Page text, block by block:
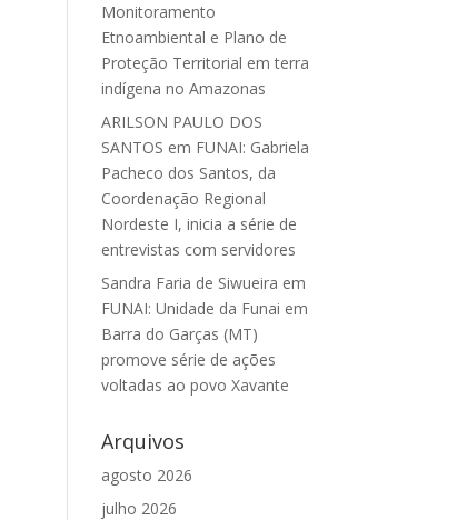
Monitoramento
Etnoambiental e Plano de
Proteção Territorial em terra
indígena no Amazonas
ARILSON PAULO DOS
SANTOS em FUNAI: Gabriela
Pacheco dos Santos, da
Coordenação Regional
Nordeste I, inicia a série de
entrevistas com servidores
Sandra Faria de Siwueira em
FUNAI: Unidade da Funai em
Barra do Garças (MT)
promove série de ações
voltadas ao povo Xavante
Arquivos
agosto 2026
julho 2026